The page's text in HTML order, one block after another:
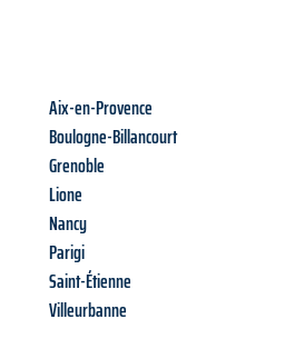
Aix-en-Provence
Boulogne-Billancourt
Grenoble
Lione
Nancy
Parigi
Saint-Étienne
Villeurbanne